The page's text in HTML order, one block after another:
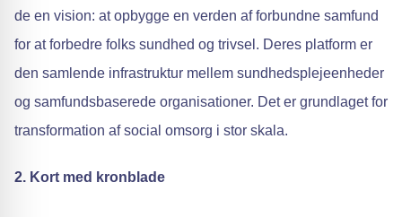
de en vision: at opbygge en verden af forbundne samfund
for at forbedre folks sundhed og trivsel. Deres platform er
den samlende infrastruktur mellem sundhedsplejeenheder
og samfundsbaserede organisationer. Det er grundlaget for
transformation af social omsorg i stor skala.
2. Kort med kronblade